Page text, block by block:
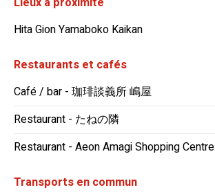
Hita Gion Yamaboko Kaikan
Restaurants et cafés
Café / bar - 珈琲談義所 嶋屋
Restaurant - たねの隣
Restaurant - Aeon Amagi Shopping Centre
Transports en commun